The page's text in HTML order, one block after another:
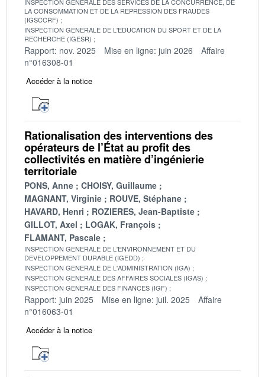
LA CONSOMMATION ET DE LA REPRESSION DES FRAUDES
(IGSCCRF)
INSPECTION GENERALE DE L'EDUCATION DU SPORT ET DE LA
RECHERCHE (IGESR)
Rapport: nov. 2025 Mise en ligne: juin 2026
Affaire
n°016308-01
Accéder à la notice
Rationalisation des interventions des
opérateurs de l’État au profit des
collectivités en matière d’ingénierie
territoriale
PONS, Anne
CHOISY, Guillaume
MAGNANT, Virginie
ROUVE, Stéphane
HAVARD, Henri
ROZIERES, Jean-Baptiste
GILLOT, Axel
LOGAK, François
FLAMANT, Pascale
INSPECTION GENERALE DE L'ENVIRONNEMENT ET DU
DEVELOPPEMENT DURABLE (IGEDD)
INSPECTION GENERALE DE L'ADMINISTRATION (IGA)
INSPECTION GENERALE DES AFFAIRES SOCIALES (IGAS)
INSPECTION GENERALE DES FINANCES (IGF)
Rapport: juin 2025 Mise en ligne: juil. 2025
Affaire
n°016063-01
Accéder à la notice